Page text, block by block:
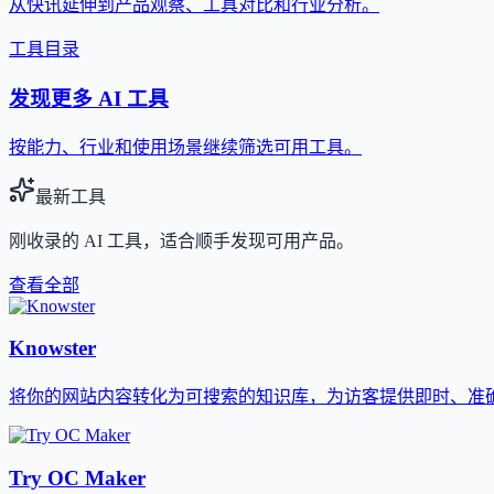
从快讯延伸到产品观察、工具对比和行业分析。
工具目录
发现更多 AI 工具
按能力、行业和使用场景继续筛选可用工具。
最新工具
刚收录的 AI 工具，适合顺手发现可用产品。
查看全部
Knowster
将你的网站内容转化为可搜索的知识库，为访客提供即时、准
Try OC Maker